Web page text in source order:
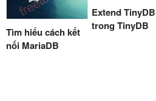
Tìm hiểu cách kết
nối MariaDB
Extend TinyDB
trong TinyDB